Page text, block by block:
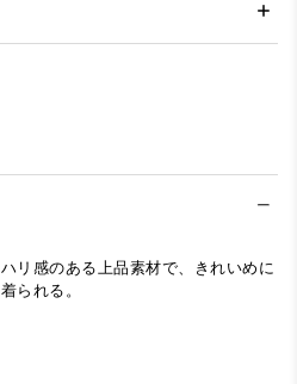
ハリ感のある上品素材で、きれいめに
着られる。